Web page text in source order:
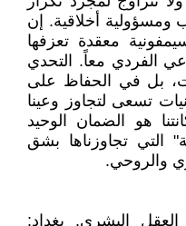
ومسؤولية أخلاقية. إن
معقدة تعزفها
الفردي معاً. التحدي
بل في الحفاظ على
تسعى لتجاوز وعينا
هو الضمان الوحيد
التي تجاوزناها بشق
والروحي.
مهزلة العقل البشري. بغداد: